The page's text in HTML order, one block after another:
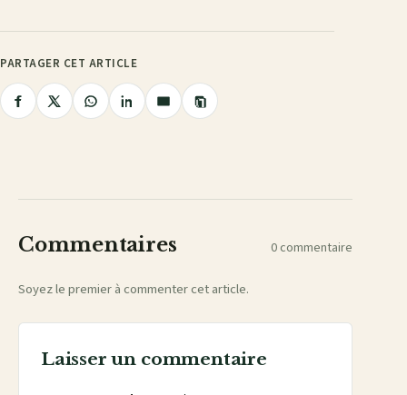
PARTAGER CET ARTICLE
PartagerPartagerPartagerPartagerPartager
Copier
le
Commentaires 0 commentaire
Soyez le premier à commenter cet article.
Laisser un commentaire